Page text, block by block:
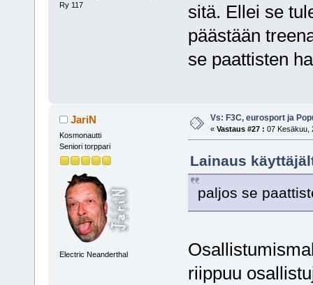
Ry 117
sitä. Ellei se
päästään
se paattisten
JariN
Kosmonautti
Seniori torppari
Electric Neanderthal
Vs: F3C, eurosport ja
« Vastaus #27 : 07 Kesäkuu,
Lainaus
paljos se
riippuu